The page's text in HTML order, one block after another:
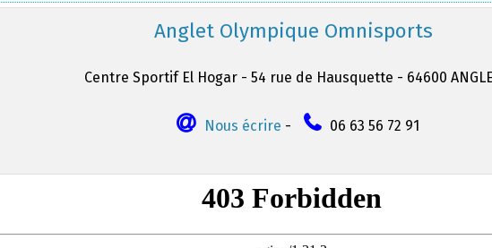
Anglet Olympique Omnisports
Centre Sportif El Hogar - 54 rue de Hausquette - 64600
Nous écrire - 06 63 56 72 91